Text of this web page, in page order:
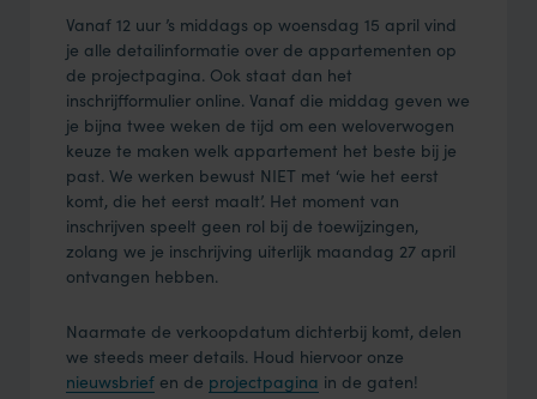
Vanaf 12 uur ’s middags op woensdag 15 april vind
je alle detailinformatie over de appartementen op
de projectpagina. Ook staat dan het
inschrijfformulier online. Vanaf die middag geven we
je bijna twee weken de tijd om een weloverwogen
keuze te maken welk appartement het beste bij je
past. We werken bewust NIET met ‘wie het eerst
komt, die het eerst maalt’. Het moment van
inschrijven speelt geen rol bij de toewijzingen,
zolang we je inschrijving uiterlijk maandag 27 april
ontvangen hebben.
Naarmate de verkoopdatum dichterbij komt, delen
we steeds meer details. Houd hiervoor onze
nieuwsbrief en de projectpagina in de gaten!